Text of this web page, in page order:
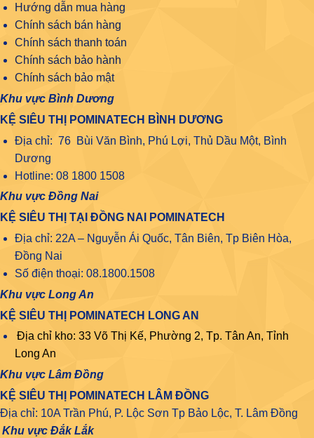
Hướng dẫn mua hàng
Chính sách bán hàng
Chính sách thanh toán
Chính sách bảo hành
Chính sách bảo mật
Khu vực Bình Dương
KỆ SIÊU THỊ POMINATECH BÌNH DƯƠNG
Địa chỉ: 76 Bùi Văn Bình, Phú Lợi, Thủ Dầu Một, Bình
Dương
Hotline: 08 1800 1508
Khu vực Đồng Nai
KỆ SIÊU THỊ TẠI ĐỒNG NAI POMINATECH
Địa chỉ: 22A – Nguyễn Ái Quốc, Tân Biên, Tp Biên Hòa,
Đồng Nai
Số điện thoại: 08.1800.1508
Khu vực Long An
KỆ SIÊU THỊ POMINATECH LONG AN
Địa chỉ kho: 33 Võ Thị Kế, Phường 2, Tp. Tân An, Tỉnh
Long An
Khu vực Lâm Đồng
KỆ SIÊU THỊ POMINATECH LÂM ĐỒNG
Địa chỉ: 10A Trần Phú, P. Lộc Sơn Tp Bảo Lộc, T. Lâm Đồng
Khu vực Đắk Lắk